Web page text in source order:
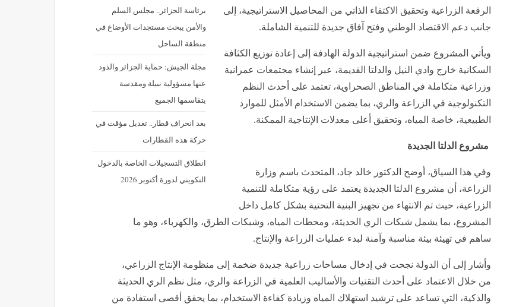
برئاسة الجزائر.. مجلس السلم
والأمن يبحث مستجدات الأوضاع في
منطقة الساحل
مجلة الجيش: حماية الجزائر والذود
عنها مسؤولية نبيلة ومقدسة
يتقاسمها الجميع
بعد انحراف قطار.. تعديل مؤقت في
حركة هذه القطارات
انطلاق التسجيلات الخاصة بالدخول
التكويني لدورة أكتوبر 2026
الرقعة الزراعية وتحقيق الاكتفاء الذاتي من المحاصيل الاستراتيجية، إلى
جانب دعم الاقتصاد الوطني وفتح آفاق جديدة للتنمية الشاملة.
ويأتي المشروع ضمن استراتيجية الدولة الهادفة إلى إعادة توزيع الكثافة
السكانية خارج وادي النيل والدلتا القديمة، عبر إنشاء مجتمعات عمرانية
وزراعية متكاملة في المناطق الصحراوية، تعتمد على أحدث النظم
التكنولوجية في الزراعة والري، بما يضمن الاستخدام الأمثل للموارد
الطبيعية، خاصة المياه، وتحقيق أعلى معدلات الإنتاجية الممكنة.
مشروع الدلتا الجديدة
وفي هذا السياق، أوضح الدكتور خالد جاد، المتحدث باسم وزارة
الزراعة، أن مشروع الدلتا الجديدة يعتمد على رؤية متكاملة للتنمية
الزراعية، حيث تم الانتهاء من تجهيز البنية التحتية بشكل كامل داخل
المشروع، بما يشمل شبكات الري الحديثة، ومحطات المياه، وشبكات الطرق، والكهرباء، وهو ما
ساهم في تهيئة بيئة مناسبة وآمنة لبدء عمليات الزراعة والإنتاج.
وأشار إلى أن الدولة نجحت في إدخال مساحات زراعية جديدة ضخمة إلى منظومة الإنتاج الزراعي،
من خلال الاعتماد على أحدث التقنيات والأساليب العلمية في الزراعة والري، مثل نظم الري الحديثة
والذكية، التي تساعد على ترشيد استهلاك المياه وزيادة كفاءة الاستخدام، بما يحقق أقصى استفادة من